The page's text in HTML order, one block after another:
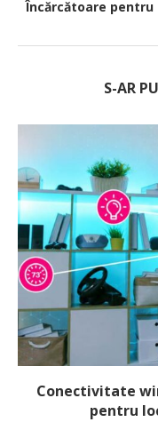
Încărcătoare
S-AR
Conectivitate
pentru